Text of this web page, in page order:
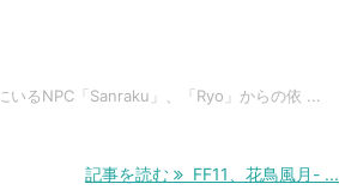
るNPC「Sanraku」、「Ryo」からの依 ...
記事を読む FF11、花鳥風月- ...